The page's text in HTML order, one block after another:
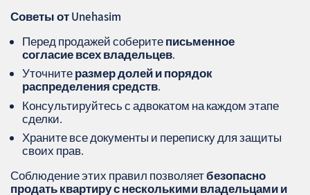
Советы от Unehasim
Перед продажей соберитеписьменное
согласие всех владельцев.
Уточнитеразмер долей и порядок
распределения средств.
Консультируйтесь с адвокатом на каждом этапе
сделки.
Храните все документы и переписку для защиты
своих прав.
Соблюдение этих правил позволяетбезопасно
продать квартиру с несколькими владельцами и